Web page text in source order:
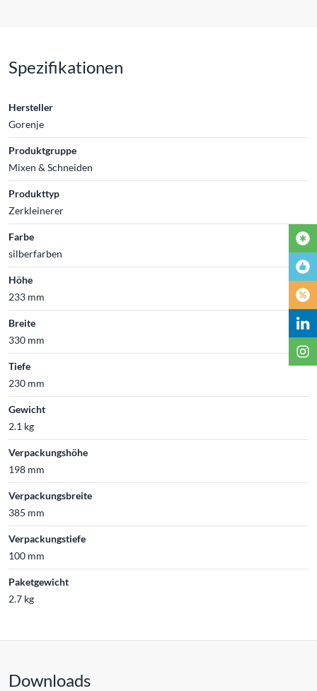
Spezifikationen
Hersteller
Gorenje
Produktgruppe
Mixen & Schneiden
Produkttyp
Zerkleinerer
Farbe
silberfarben
Höhe
233 mm
Breite
330 mm
Tiefe
230 mm
Gewicht
2.1 kg
Verpackungshöhe
198 mm
Verpackungsbreite
385 mm
Verpackungstiefe
100 mm
Paketgewicht
2.7 kg
Downloads